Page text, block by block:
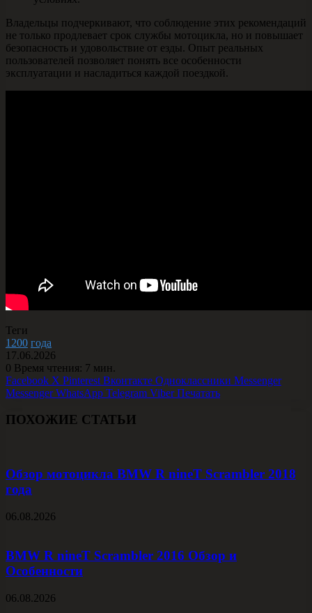
Владельцы подчеркивают, что соблюдение этих рекомендаций
не только продлевает срок службы мотоцикла, но и повышает
безопасность и удовольствие от езды. Опыт реальных
пользователей позволяет понять все особенности
эксплуатации и насладиться каждой поездкой.
Теги
1200 года
17.06.2026
0 Время чтения: 7 мин.
Facebook X Pinterest Вконтакте Одноклассники Messenger
Messenger WhatsApp Telegram Viber Печатать
ПОХОЖИЕ СТАТЬИ
Обзор мотоцикла BMW R nineT Scrambler 2018
года
06.08.2026
BMW R nineT Scrambler 2016 Обзор и
Особенности
06.08.2026